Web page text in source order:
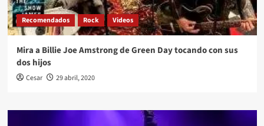
Recomendados Rock Videos
Mira a Billie Joe Amstrong de Green Day tocando con sus
dos hijos
Cesar 29 abril, 2020